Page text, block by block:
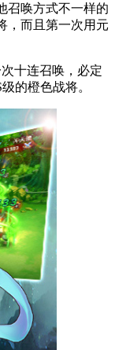
召唤方式不一样的
，而且第一次用元
十连召唤，必定
的橙色战将。